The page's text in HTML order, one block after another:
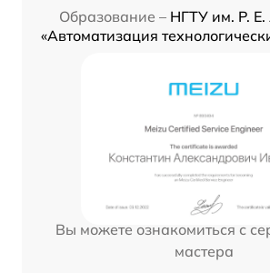
Образование – НГТУ им. Р. Е.
«Автоматизация
Вы можете ознакомиться с
мастера